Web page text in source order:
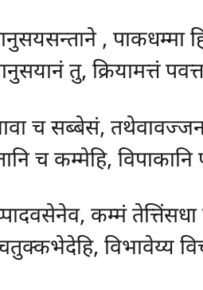
, पाकधम्मा
तु, क्रियामत्तं
च सब्बेसं,
च कम्मेहि, विपाकानि
कम्मं तेत्तिंसधा
विभावेय्य